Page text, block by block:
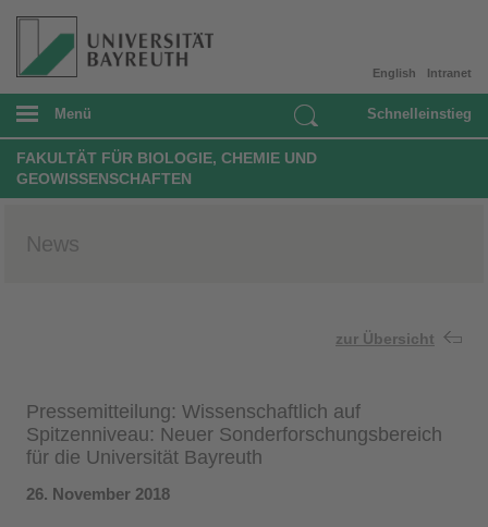
Intranet
English
Menü Schnelleinstieg
FAKULTÄT FÜR BIOLOGIE, CHEMIE UND
GEOWISSENSCHAFTEN
News
zur Übersicht
Pressemitteilung: Wissenschaftlich auf
Spitzenniveau: Neuer Sonderforschungsbereich
für die Universität Bayreuth
26. November 2018